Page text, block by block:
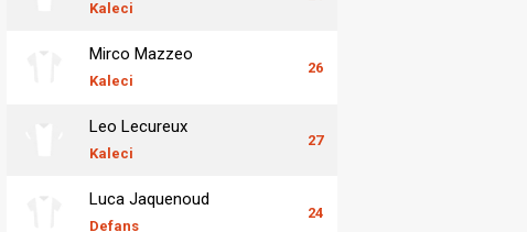
Kaleci
Mirco Mazzeo
Kaleci
26
Leo Lecureux
Kaleci
27
Luca Jaquenoud
Defans
24